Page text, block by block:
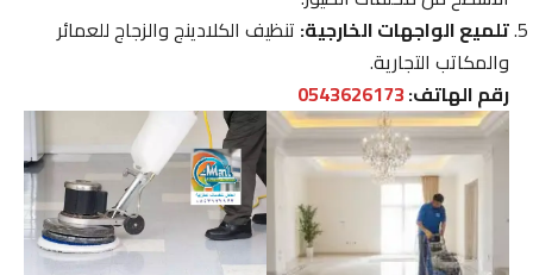
تلميع الواجهات الخارجية:تنظيف الكلادينج والزجاج للعمائر
والمكاتب التجارية.
رقم الهاتف:0543626173